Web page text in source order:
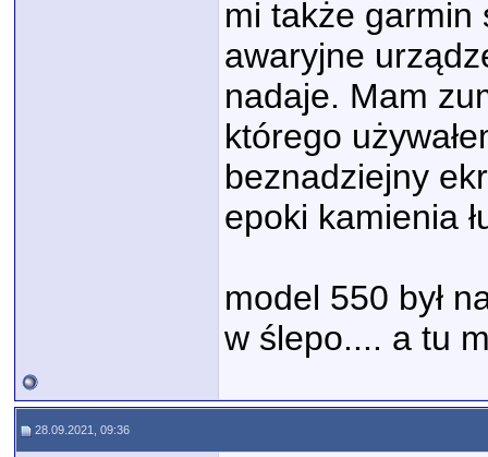
mi także garmin
awaryjne
nadaje. Mam
którego
beznadziejny
epoki kamienia
model 550 był
w ślepo.... a tu
28.09.2021, 09:36